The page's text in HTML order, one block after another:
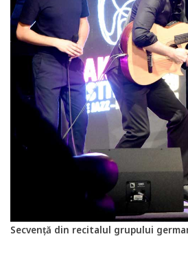
Secvență din recitalul grupului